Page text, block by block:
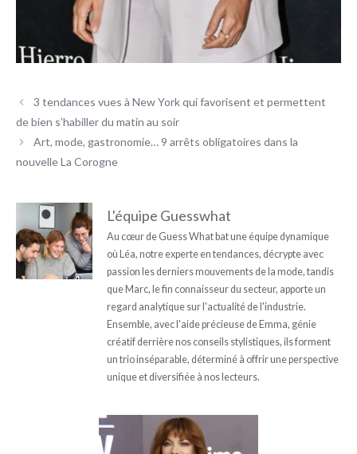
3 tendances vues à New York qui favorisent et permettent
de bien s’habiller du matin au soir
Art, mode, gastronomie… 9 arrêts obligatoires dans la
nouvelle La Corogne
L'équipe Guesswhat
Au cœur de Guess What bat une équipe dynamique
où Léa, notre experte en tendances, décrypte avec
passion les derniers mouvements de la mode, tandis
que Marc, le fin connaisseur du secteur, apporte un
regard analytique sur l'actualité de l'industrie.
Ensemble, avec l'aide précieuse de Emma, génie
créatif derrière nos conseils stylistiques, ils forment
un trio inséparable, déterminé à offrir une perspective
unique et diversifiée à nos lecteurs.